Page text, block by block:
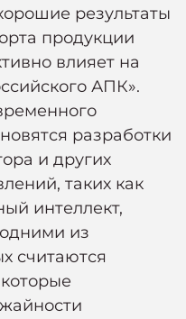
результаты
продукции
влияет на
АПК».
разработки
и других
таких как
интеллект,
из
считаются